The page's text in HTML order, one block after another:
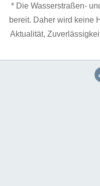
* Die Wasserstraßen-
bereit. Daher wird keine
Aktualität,